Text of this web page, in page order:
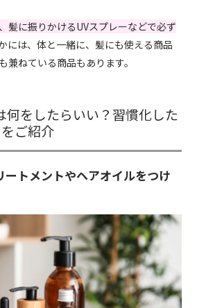
髪に振りかけるUVスプレーなどで必ず
には、体と一緒に、髪にも使える商品
兼ねている商品もあります。
何をしたらいい？習慣化した
ご紹介
ートメントやヘアオイルをつけ